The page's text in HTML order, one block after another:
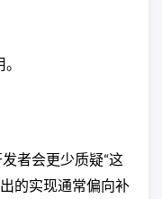
者会更少质疑“这
的实现通常偏向补